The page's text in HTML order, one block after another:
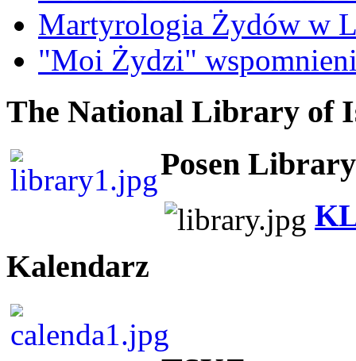
Martyrologia Żydów w
"Moi Żydzi"
The National Library of
Posen Library
Kalendarz